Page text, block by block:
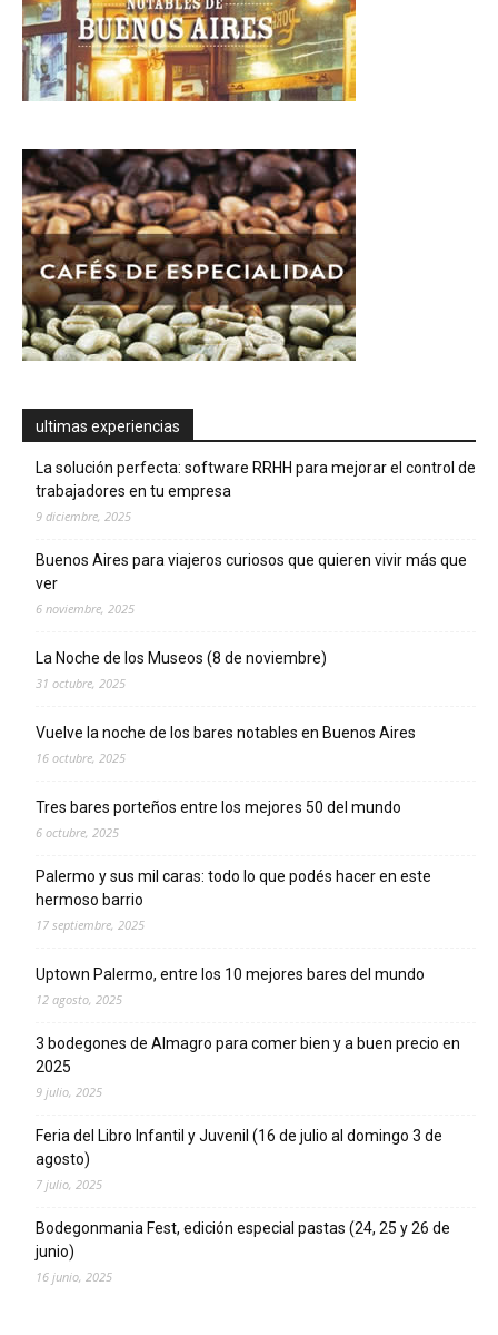
ultimas experiencias
La solución perfecta: software RRHH para mejorar el control de
trabajadores en tu empresa
9 diciembre, 2025
Buenos Aires para viajeros curiosos que quieren vivir más que
ver
6 noviembre, 2025
La Noche de los Museos (8 de noviembre)
31 octubre, 2025
Vuelve la noche de los bares notables en Buenos Aires
16 octubre, 2025
Tres bares porteños entre los mejores 50 del mundo
6 octubre, 2025
Palermo y sus mil caras: todo lo que podés hacer en este
hermoso barrio
17 septiembre, 2025
Uptown Palermo, entre los 10 mejores bares del mundo
12 agosto, 2025
3 bodegones de Almagro para comer bien y a buen precio en
2025
9 julio, 2025
Feria del Libro Infantil y Juvenil (16 de julio al domingo 3 de
agosto)
7 julio, 2025
Bodegonmania Fest, edición especial pastas (24, 25 y 26 de
junio)
16 junio, 2025